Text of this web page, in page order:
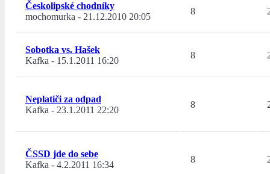
Českolipské chodníky
mochomurka - 21.12.2010 20:05
8
Sobotka vs. Hašek
Kafka - 15.1.2011 16:20
8
Neplatiči za odpad
Kafka - 23.1.2011 22:20
8
ČSSD jde do sebe
Kafka - 4.2.2011 16:34
8